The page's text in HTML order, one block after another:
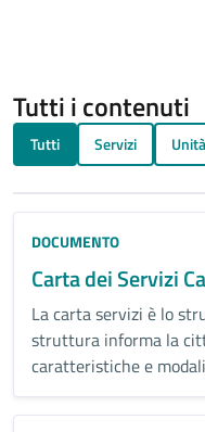
Tutti i contenuti
Tutti Servizi
DOCUMENTO
Carta dei Servizi
La carta servizi è lo
struttura informa la
caratteristiche e